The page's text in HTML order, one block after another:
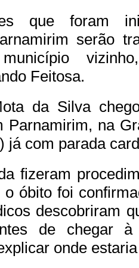
que foram
serão
Feitosa.
da Silva
Parnamirim, na
já com parada
fizeram
óbito foi
descobriram
de chegar à
onde